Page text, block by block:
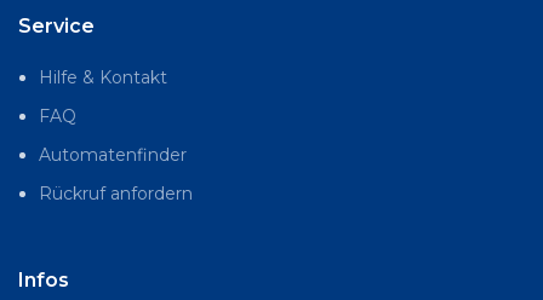
Service
Hilfe & Kontakt
FAQ
Automatenfinder
Rückruf anfordern
Infos